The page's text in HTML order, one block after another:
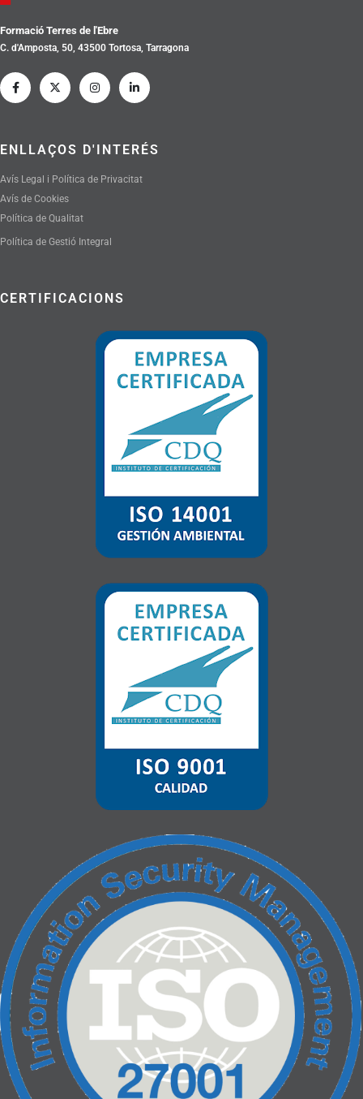
Formació Terres de l'Ebre
C. d'Amposta, 50, 43500 Tortosa, Tarragona
ENLLAÇOS D'INTERÉS
Avís Legal i Política de Privacitat
Avís de Cookies
Política de Qualitat
Política de Gestió Integral
CERTIFICACIONS